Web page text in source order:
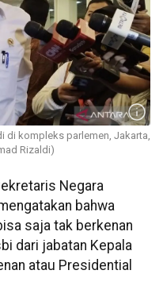
di kompleks parlemen, Jakarta,
Rizaldi)
Negara
bahwa
saja tak berkenan
dari jabatan Kepala
atau Presidential